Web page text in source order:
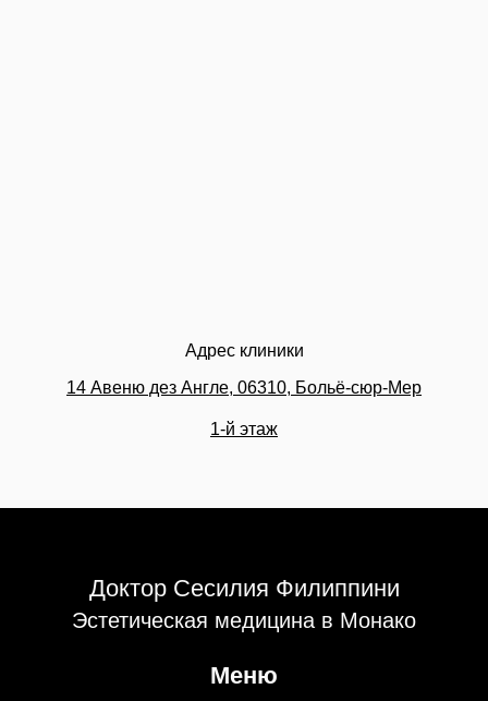
Адрес клиники
14 Авеню дез Англе, 06310, Больё-сюр-Мер
1-й этаж
Доктор Сесилия Филиппини
Эстетическая медицина в Монако
Меню